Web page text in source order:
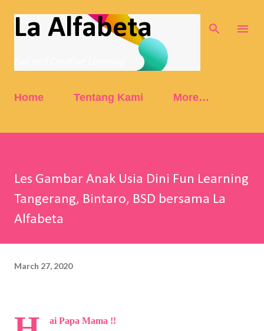
Skip to main content
La Alfabeta
Home Tentang Kami More…
Les Gambar Anak Usia Dini Fun Learning
Tangerang, Bintaro, BSD bersama La
Alfabeta
March 27, 2020
ai Papa Mama !!